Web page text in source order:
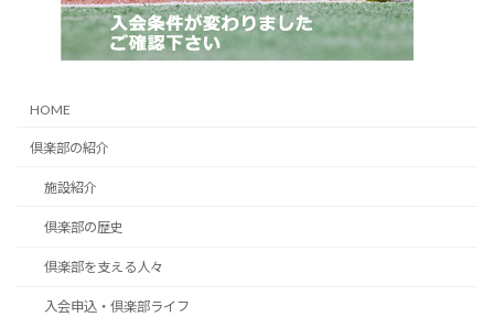
HOME
倶楽部の紹介
施設紹介
倶楽部の歴史
倶楽部を支える人々
入会申込・倶楽部ライフ